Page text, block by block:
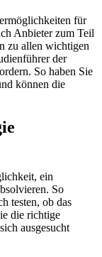
für
Anbieter zum Teil
zu allen wichtigen
der
So haben Sie
können die
ein
So
testen, ob das
die richtige
ausgesucht